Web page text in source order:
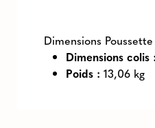
Dimensions
Dimensions colis :
Poids : 13,06 kg